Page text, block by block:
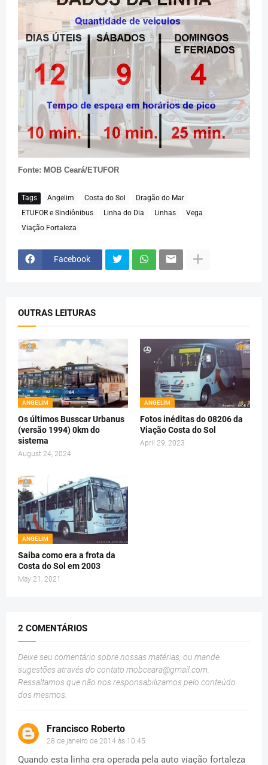
Fonte: MOB Ceará/ETUFOR
Tags Angelim Costa do Sol
Dragão do Mar
ETUFOR e Sindiônibus
Linha do Dia Linhas
Vega
Viação Fortaleza
Facebook
OUTRAS LEITURAS
ANGELIM
Os últimos Busscar Urbanus
(versão 1994) 0km do
sistema
August 24, 2024
ANGELIM
Fotos inéditas do 08206 da
Viação Costa do Sol
April 29, 2023
ANGELIM
Saiba como era a frota da
Costa do Sol em 2003
May 21, 2021
2 COMENTÁRIOS
Deixe seu comentário sobre nossas matérias, ou mande
sugestões através do contato mobceara@gmail.com
Ressaltamos que não nos responsabilizamos pelo conteúdo
dos mesmos.
Francisco Roberto
28 de janeiro de 2014 às 10:45
Quando esta linha era operada pela auto viação fortaleza